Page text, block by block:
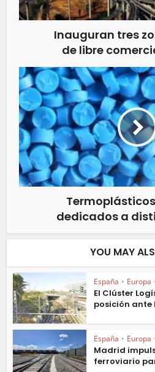
Inauguran tres
de libre
dedicados a
YOU MAY
España • Europa
El Clúster
posición ante
España • Europa
Madrid
ferroviario